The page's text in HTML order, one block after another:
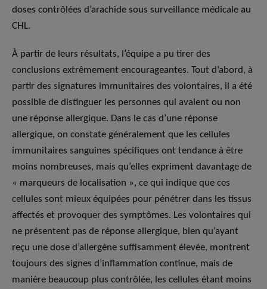
doses contrôlées d’arachide sous surveillance médicale au
CHL.
À partir de leurs résultats, l’équipe a pu tirer des
conclusions extrêmement encourageantes. Tout d’abord, à
partir des signatures immunitaires des volontaires, il a été
possible de distinguer les personnes qui avaient ou non
une réponse allergique. Dans le cas d’une réponse
allergique, on constate généralement que les cellules
immunitaires sanguines spécifiques ont tendance à être
moins nombreuses, mais qu’elles expriment davantage de
« marqueurs de localisation », ce qui indique que ces
cellules sont mieux équipées pour pénétrer dans les tissus
affectés et provoquer des symptômes. Les volontaires qui
ne présentent pas de réponse allergique, bien qu’ayant
reçu une dose d’allergène suffisamment élevée, montrent
toujours des signes d’inflammation continue, mais de
manière beaucoup plus contrôlée, les cellules étant moins